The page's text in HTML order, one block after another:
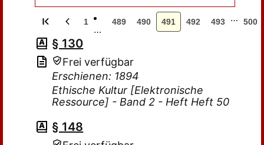
1
…
489 490 491 492 493 … 500
§ 130
Frei verfügbar
Erschienen: 1894
Ethische Kultur [Elektronische
Ressource] - Band 2 - Heft Heft 50
§ 148